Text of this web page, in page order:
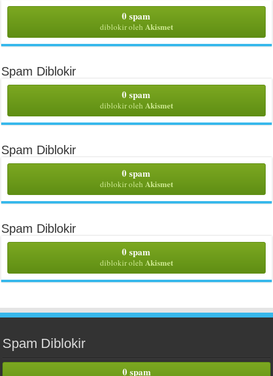
0 spam
diblokir oleh Akismet
Spam Diblokir
0 spam
diblokir oleh Akismet
Spam Diblokir
0 spam
diblokir oleh Akismet
Spam Diblokir
0 spam
diblokir oleh Akismet
Spam Diblokir
0 spam